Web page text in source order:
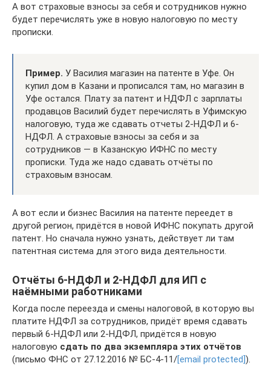
А вот страховые взносы за себя и сотрудников нужно
будет перечислять уже в новую налоговую по месту
прописки.
Пример. У Василия магазин на патенте в Уфе. Он
купил дом в Казани и прописался там, но магазин в
Уфе остался. Плату за патент и НДФЛ с зарплаты
продавцов Василий будет перечислять в Уфимскую
налоговую, туда же сдавать отчеты 2-НДФЛ и 6-
НДФЛ. А страховые взносы за себя и за
сотрудников — в Казанскую ИФНС по месту
прописки. Туда же надо сдавать отчёты по
страховым взносам.
А вот если и бизнес Василия на патенте переедет в
другой регион, придётся в новой ИФНС покупать другой
патент. Но сначала нужно узнать, действует ли там
патентная система для этого вида деятельности.
Отчёты 6-НДФЛ и 2-НДФЛ для ИП с
наёмными работниками
Когда после переезда и смены налоговой, в которую вы
платите НДФЛ за сотрудников, придёт время сдавать
первый 6-НДФЛ или 2-НДФЛ, придётся в новую
налоговую сдать по два экземпляра этих отчётов
(письмо ФНС от 27.12.2016 № БС-4-11/[email protected]).